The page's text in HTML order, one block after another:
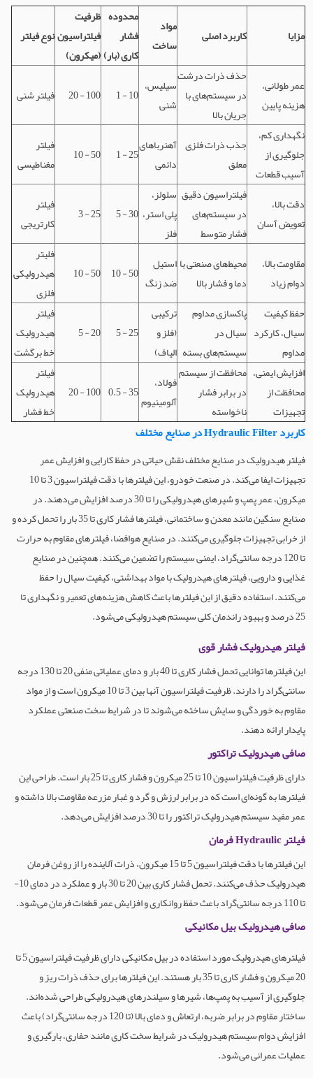
نوع فیلتر
ظرفیت
فیلتراسیون
(میکرون)
محدوده
فشار
کاری (بار)
مواد
ساخت
کاربرد اصلی مزایا
فیلتر شنی 20 - 100 1 - 10 سیلیس،
شنی
حذف ذرات درشت
در سیستم‌های با
جریان بالا
عمر طولانی،
هزینه پایین
فیلتر
مغناطیسی
10 - 50 1 - 25آهنرباهای
دائمی
جذب ذرات فلزی
معلق
نگهداری کم،
جلوگیری از
آسیب قطعات
فیلتر
کارتریجی
3 - 25 5 - 30
سلولز،
پلی استر،
فلز
فیلتراسیون دقیق
در سیستم‌های
فشار متوسط
دقت بالا،
تعویض آسان
فلیتر
هیدرولیکی
فلزی
10 - 50 10 - 50
استیل
ضد زنگ
محیط‌های صنعتی با
دما و فشار بالا
مقاومت بالا،
دوام زیاد
فیلتر
هیدرولیک
خط برگشت
5 - 20 5 - 25
ترکیبی
(فلز و
الیاف)
پاکسازی مداوم
سیال در
سیستم‌های بسته
حفظ کیفیت
سیال، کارکرد
مداوم
فیلتر
هیدرولیک
خط فشار
20 - 100 0.5 - 35
فولاد،
آلومینیوم
محافظت از سیستم
در برابر فشار
ناخواسته
افزایش ایمنی،
محافظت از
تجهیزات
کاربرد Hydraulic Filter در صنایع مختلف
فیلتر هیدرولیک در صنایع مختلف نقش حیاتی در حفظ کارایی و افزایش عمر
تجهیزات ایفا می‌کند. در صنعت خودرو، این فیلترها با دقت فیلتراسیون 3 تا 10
میکرون، عمر پمپ و شیرهای هیدرولیکی را تا 30 درصد افزایش می‌دهند. در
صنایع سنگین مانند معدن و ساختمانی، فیلترها فشار کاری تا 35 بار را تحمل کرده و
از خرابی تجهیزات جلوگیری می‌کنند. در صنایع هوافضا، فیلترهای مقاوم به حرارت
تا 120 درجه سانتی‌گراد، ایمنی سیستم را تضمین می‌کنند. همچنین در صنایع
غذایی و دارویی، فیلترهای هیدرولیک با مواد بهداشتی، کیفیت سیال را حفظ
می‌کنند. استفاده دقیق از این فیلترها باعث کاهش هزینه‌های تعمیر و نگهداری تا
25 درصد و بهبود راندمان کلی سیستم هیدرولیکی می‌شود.
فیلتر هیدرولیک فشار قوی
این فیلترها توانایی تحمل فشار کاری تا 40 بار و دمای عملیاتی منفی 20 تا 130 درجه
سانتی‌گراد را دارند. ظرفیت فیلتراسیون آنها بین 3 تا 10 میکرون است و از مواد
مقاوم به خوردگی و سایش ساخته می‌شوند تا در شرایط سخت صنعتی عملکرد
پایدار ارائه دهند.
صافی هیدرولیک تراکتور
دارای ظرفیت فیلتراسیون 10 تا 25 میکرون و فشار کاری تا 25 بار است. طراحی این
فیلترها به گونه‌ای است که در برابر لرزش و گرد و غبار مزرعه مقاومت بالا داشته و
عمر مفید سیستم هیدرولیک تراکتور را تا 30 درصد افزایش می‌دهد.
فیلتر Hydraulic فرمان
این فیلترها با دقت فیلتراسیون 5 تا 15 میکرون، ذرات آلاینده را از روغن فرمان
هیدرولیک حذف می‌کنند. تحمل فشار کاری بین 20 تا 30 بار و عملکرد در دمای 10-
تا 110 درجه سانتی‌گراد باعث حفظ روانکاری و افزایش عمر قطعات فرمان می‌شود.
صافی هیدرولیک بیل مکانیکی
فیلترهای هیدرولیک مورد استفاده در بیل مکانیکی دارای ظرفیت فیلتراسیون 5 تا
20 میکرون و فشار کاری تا 35 بار هستند. این فیلترها برای حذف ذرات ریز و
جلوگیری از آسیب به پمپ‌ها، شیرها و سیلندرهای هیدرولیکی طراحی شده‌اند.
ساختار مقاوم در برابر ضربه، ارتعاش و دمای بالا (تا 120 درجه سانتی‌گراد) باعث
افزایش دوام سیستم هیدرولیک در شرایط سخت کاری مانند حفاری، بارگیری و
عملیات عمرانی می‌شود.